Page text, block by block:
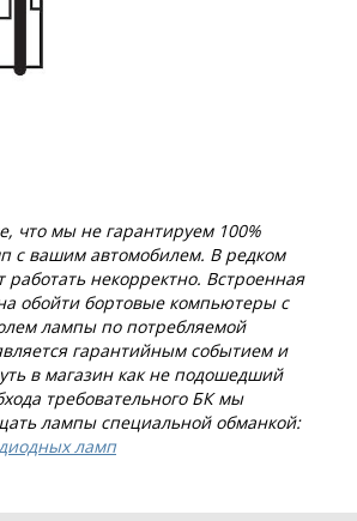
что мы не гарантируем 100%
с вашим автомобилем. В редком
работать некорректно. Встроенная
обойти бортовые компьютеры с
лампы по потребляемой
гарантийным событием и
в магазин как не подошедший
требовательного БК мы
лампы специальной обманкой:
ламп